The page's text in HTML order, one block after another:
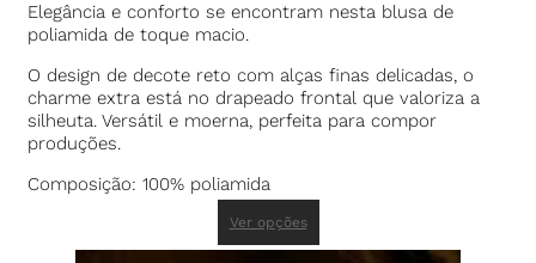
Elegância e conforto se encontram nesta blusa de
poliamida de toque macio.
O design de decote reto com alças finas delicadas, o
charme extra está no drapeado frontal que valoriza a
silheuta. Versátil e moerna, perfeita para compor
produções.
Composição: 100% poliamida
Ver opções